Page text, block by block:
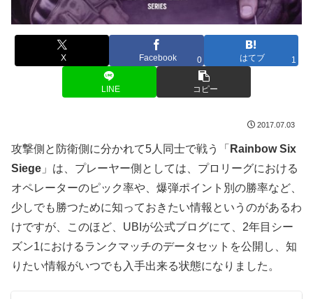
X Facebook 0 はてブ 1
LINE コピー
2017.07.03
攻撃側と防衛側に分かれて5人同士で戦う「 Rainbow Six
Siege 」は、プレーヤー側としては、プロリーグにおける
オペレーターのピック率や、爆弾ポイント別の勝率など、
少しでも勝つために知っておきたい情報というのがあるわ
けですが、このほど、UBIが公式ブログにて、2年目シー
ズン1におけるランクマッチのデータセットを公開し、知
りたい情報がいつでも入手出来る状態になりました。